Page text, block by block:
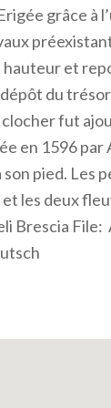
grâce à
et
du
fut
en 1596
pied. Les
les deux
Brescia File: